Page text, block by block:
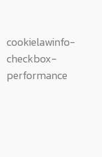
cookielawinfo-
checkbox-
performance